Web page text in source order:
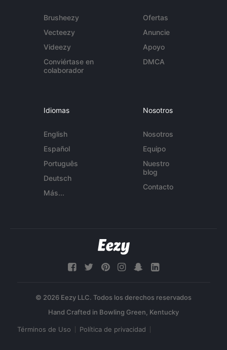
Brusheezy
Vecteezy
Videezy
Conviértase en
colaborador
Ofertas
Anuncie
Apoyo
DMCA
Idiomas
English
Español
Português
Deutsch
Más...
Nosotros
Nosotros
Equipo
Nuestro
blog
Contacto
© 2026 Eezy LLC. Todos los derechos reservados
Términos de Uso Política de privacidad